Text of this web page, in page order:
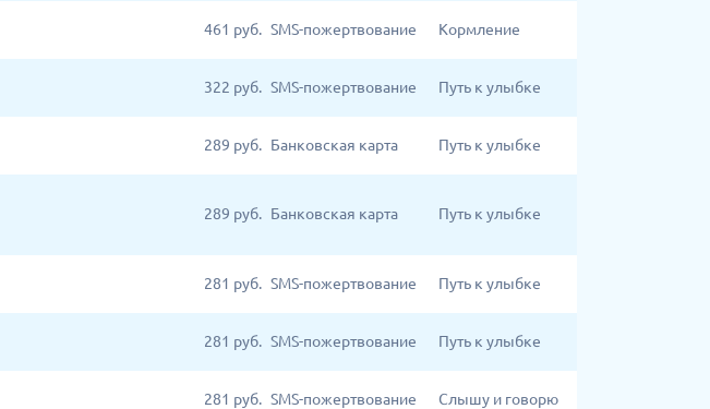
461 руб. SMS-пожертвование Кормление
322 руб. SMS-пожертвование Путь к улыбке
289 руб. Банковская карта Путь к улыбке
289 руб. Банковская карта Путь к улыбке
281 руб. SMS-пожертвование Путь к улыбке
281 руб. SMS-пожертвование Путь к улыбке
281 руб. SMS-пожертвование Слышу и говорю